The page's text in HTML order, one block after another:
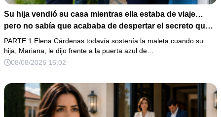
Su hija vendió su casa mientras ella estaba de viaje…
pero no sabía que acababa de despertar el secreto que
su padre dejó antes de morir
PARTE 1 Elena Cárdenas todavía sostenía la maleta cuando su
hija, Mariana, le dijo frente a la puerta azul de…
08/08/2026 16:02